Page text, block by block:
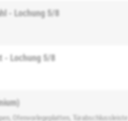
- Lochung 5/8
- Lochung 5/8
Ofenvorlegeplatten, Türabschlussleiste